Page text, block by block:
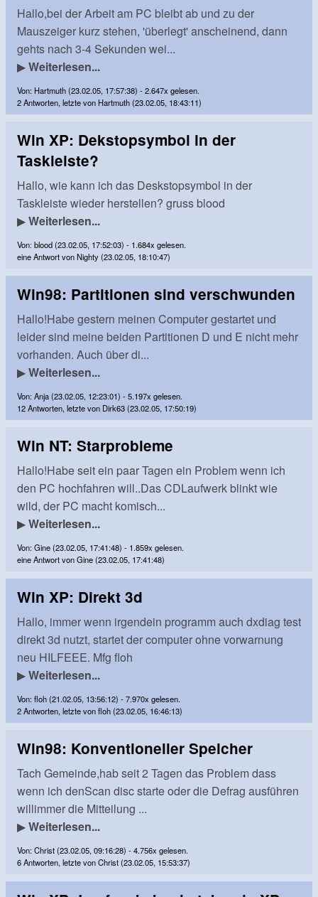
Hallo,bei der Arbeit am PC bleibt ab und zu der
Mauszeiger kurz stehen, 'überlegt' anscheinend, dann
gehts nach 3-4 Sekunden wei...
▶Weiterlesen...
Von: Hartmuth (23.02.05, 17:57:38) - 2.647x gelesen.
2 Antworten, letzte von Hartmuth (23.02.05, 18:43:11)
Win XP: Dekstopsymbol in der
Taskleiste?
Hallo, wie kann ich das Deskstopsymbol in der
Taskleiste wieder herstellen? gruss blood
▶Weiterlesen...
Von: blood (23.02.05, 17:52:03) - 1.684x gelesen.
eine Antwort von Nighty (23.02.05, 18:10:47)
Win98: Partitionen sind verschwunden
Hallo!Habe gestern meinen Computer gestartet und
leider sind meine beiden Partitionen D und E nicht mehr
vorhanden. Auch über di...
▶Weiterlesen...
Von: Anja (23.02.05, 12:23:01) - 5.197x gelesen.
12 Antworten, letzte von Dirk63 (23.02.05, 17:50:19)
Win NT: Starprobleme
Hallo!Habe seit ein paar Tagen ein Problem wenn ich
den PC hochfahren will..Das CDLaufwerk blinkt wie
wild, der PC macht komisch...
▶Weiterlesen...
Von: Gine (23.02.05, 17:41:48) - 1.859x gelesen.
eine Antwort von Gine (23.02.05, 17:41:48)
Win XP: Direkt 3d
Hallo, immer wenn irgendein programm auch dxdiag test
direkt 3d nutzt, startet der computer ohne vorwarnung
neu HILFEEE. Mfg floh
▶Weiterlesen...
Von: floh (21.02.05, 13:56:12) - 7.970x gelesen.
2 Antworten, letzte von floh (23.02.05, 16:46:13)
Win98: Konventioneller Speicher
Tach Gemeinde,hab seit 2 Tagen das Problem dass
wenn ich denScan disc starte oder die Defrag ausführen
willimmer die Mitteilung ...
▶Weiterlesen...
Von: Christ (23.02.05, 09:16:28) - 4.756x gelesen.
6 Antworten, letzte von Christ (23.02.05, 15:53:37)